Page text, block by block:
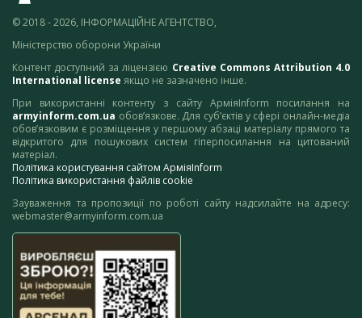
© 2018 - 2026, ІНФОРМАЦІЙНЕ АГЕНТСТВО,
Міністерство оборони України
Контент доступний за ліцензією Creative Commons Attribution 4.0
International license якщо не зазначено інше.
При використанні контенту з сайту АрміяInform посилання на
armyinform.com.ua обов’язкове. Для суб’єктів у сфері онлайн-медіа
обов’язковим є розміщення у першому абзаці матеріалу прямого та
відкритого для пошукових систем гіперпосилання на цитований
матеріал.
Політика користування сайтом АрміяInform
Політика використання файлів cookie
Зауваження та пропозиції по роботі сайту надсилайте на адресу:
webmaster@armyinform.com.ua